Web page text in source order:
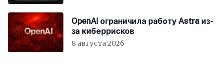
OpenAI ограничила работу Astra из-
за киберрисков
8 августа 2026